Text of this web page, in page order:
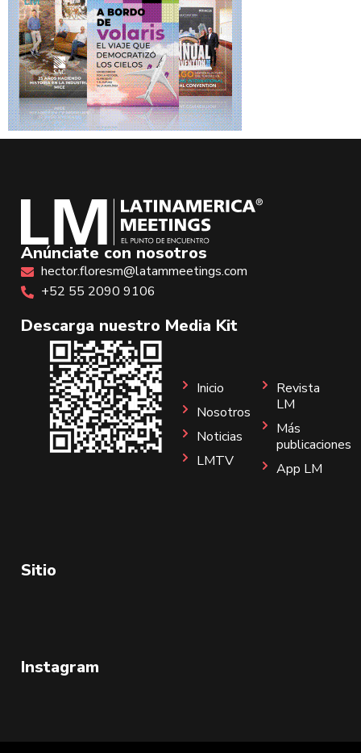
Anúnciate con nosotros
hector.floresm@latammeetings.com
+52 55 2090 9106
Descarga nuestro Media Kit
Sitio
Inicio
Nosotros
Noticias
LMTV
Revista
LM
Más
publicaciones
App LM
Instagram